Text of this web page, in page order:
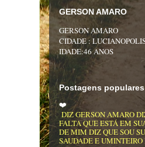
GERSON AMARO
GERSON AMARO
CIDADE :
IDADE:46 ANOS
Postagens populares
❤️
DIZ GERSON AMARO
FALTA QUE ESTÁ EM
DE MIM DIZ QUE SOU
SAUDADE E UMINTEIRO